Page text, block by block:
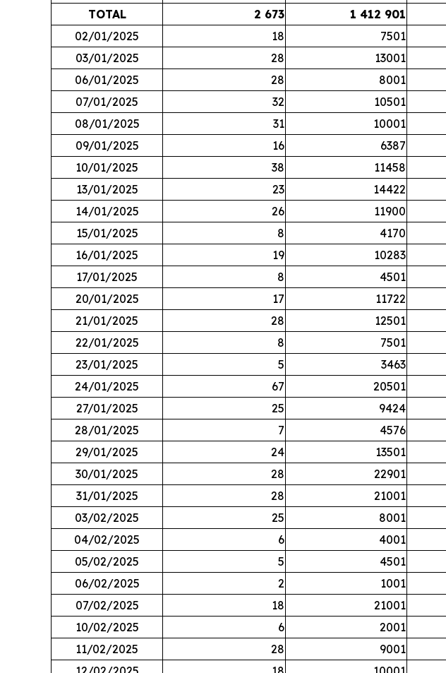
TOTAL 2 673 1 412 901
02/01/2025
18 7501
03/01/2025
28 13001
06/01/2025
28 8001
07/01/2025
32 10501
08/01/2025
31 10001
09/01/2025
16 6387
10/01/2025
38 11458
13/01/2025
23 14422
14/01/2025
26 11900
15/01/2025
8 4170
16/01/2025
19 10283
17/01/2025
8 4501
20/01/2025
17 11722
21/01/2025
28 12501
22/01/2025
8 7501
23/01/2025
5 3463
24/01/2025
67 20501
27/01/2025
25 9424
28/01/2025
7 4576
29/01/2025
24 13501
30/01/2025
28 22901
31/01/2025
28 21001
03/02/2025
25 8001
04/02/2025
6 4001
05/02/2025
5 4501
06/02/2025
2 1001
07/02/2025
18 21001
10/02/2025
6 2001
11/02/2025
28 9001